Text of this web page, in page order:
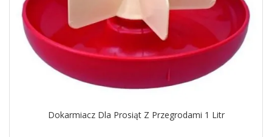
Dokarmiacz Dla Prosiąt Z Przegrodami 1 Litr